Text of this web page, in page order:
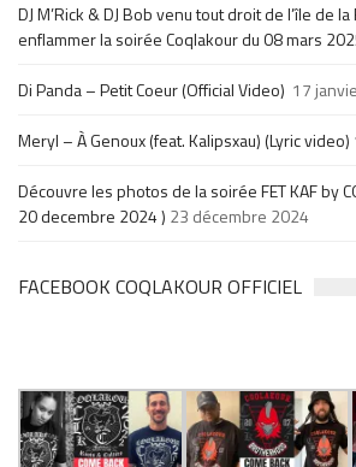
DJ M’Rick & DJ Bob venu tout droit de l’île de
enflammer la soirée Coqlakour du 08 mars
Di Panda – Petit Coeur (Official Video) 17
Meryl – À Genoux (feat. Kalipsxau) (Lyric video)
Découvre les photos de la soirée FET KAF by
20 decembre 2024 ) 23 décembre 2024
FACEBOOK COQLAKOUR OFFICIEL